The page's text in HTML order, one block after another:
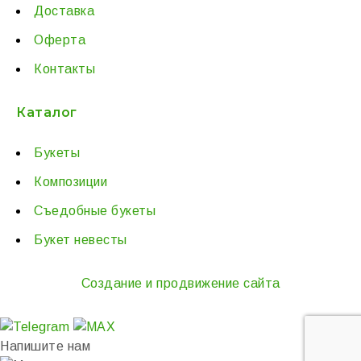
Доставка
Оферта
Контакты
Каталог
Букеты
Композиции
Съедобные букеты
Букет невесты
Создание и продвижение сайта
Напишите нам